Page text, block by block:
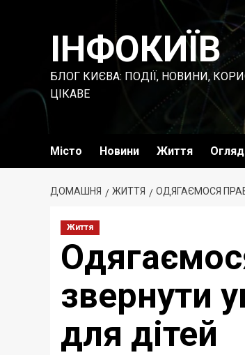
ІНФОКИЇВ
БЛОГ КИЄВА: ПОДІЇ, НОВИНИ,
ЦІКАВЕ
Місто Новини Життя
ДОМАШНЯ ЖИТТЯ ОДЯГАЄМОСЯ
Життя
звернути
для дітей